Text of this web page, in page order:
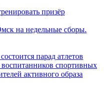
призёр
на недельные сборы.
парад атлетов
спортивных
активного образа